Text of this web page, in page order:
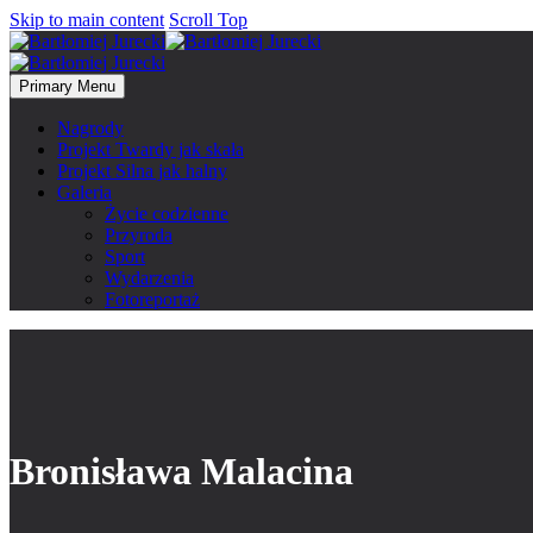
Skip to main content Scroll Top
Primary Menu
Nagrody
Projekt Twardy jak skała
Projekt Silna jak halny
Galeria
Życie codzienne
Przyroda
Sport
Wydarzenia
Fotoreportaż
Bronisława Malacina